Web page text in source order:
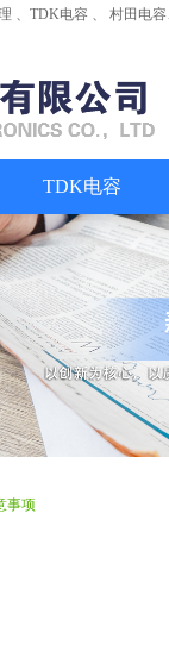
、 TDK电容 、 村田电容
TDK电容
事项